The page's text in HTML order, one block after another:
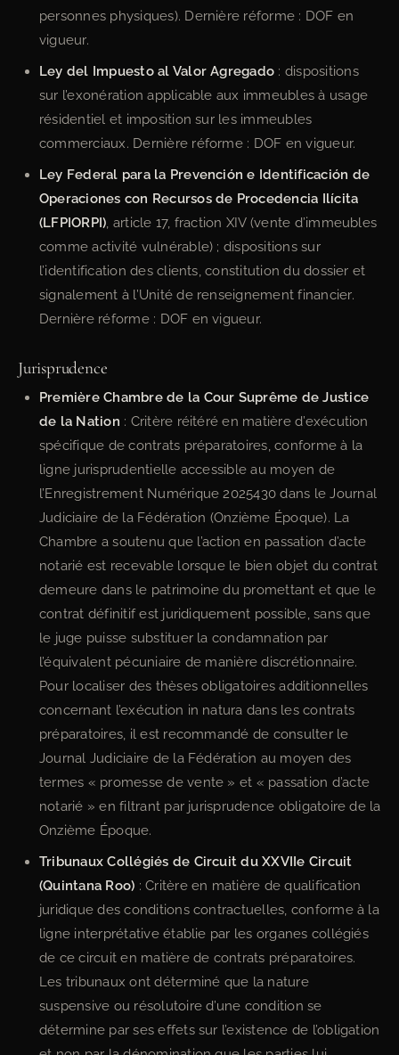
personnes physiques). Dernière réforme : DOF en
vigueur.
Ley del Impuesto al Valor Agregado : dispositions
sur l’exonération applicable aux immeubles à usage
résidentiel et imposition sur les immeubles
commerciaux. Dernière réforme : DOF en vigueur.
Ley Federal para la Prevención e Identificación de
Operaciones con Recursos de Procedencia Ilícita
(LFPIORPI) , article 17, fraction XIV (vente d’immeubles
comme activité vulnérable) ; dispositions sur
l’identification des clients, constitution du dossier et
signalement à l’Unité de renseignement financier.
Dernière réforme : DOF en vigueur.
Jurisprudence
Première Chambre de la Cour Suprême de Justice
de la Nation : Critère réitéré en matière d’exécution
spécifique de contrats préparatoires, conforme à la
ligne jurisprudentielle accessible au moyen de
l’Enregistrement Numérique 2025430 dans le Journal
Judiciaire de la Fédération (Onzième Époque). La
Chambre a soutenu que l’action en passation d’acte
notarié est recevable lorsque le bien objet du contrat
demeure dans le patrimoine du promettant et que le
contrat définitif est juridiquement possible, sans que
le juge puisse substituer la condamnation par
l’équivalent pécuniaire de manière discrétionnaire.
Pour localiser des thèses obligatoires additionnelles
concernant l’exécution in natura dans les contrats
préparatoires, il est recommandé de consulter le
Journal Judiciaire de la Fédération au moyen des
termes « promesse de vente » et « passation d’acte
notarié » en filtrant par jurisprudence obligatoire de la
Onzième Époque.
Tribunaux Collégiés de Circuit du XXVIIe Circuit
(Quintana Roo) : Critère en matière de qualification
juridique des conditions contractuelles, conforme à la
ligne interprétative établie par les organes collégiés
de ce circuit en matière de contrats préparatoires.
Les tribunaux ont déterminé que la nature
suspensive ou résolutoire d’une condition se
détermine par ses effets sur l’existence de l’obligation